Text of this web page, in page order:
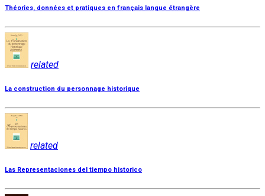
Théories, données et pratiques en français langue étrangère
related
La construction du personnage historique
related
Las Representaciones del tiempo historico